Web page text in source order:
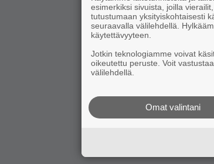
esimerkiksi sivuista, joilla
tutustumaan yksityiskohtaisesti
seuraavalla välilehdellä.
käytettävyyteen.
Jotkin teknologiamme voivat
oikeutettu peruste. Voit
välilehdellä.
Omat valintani